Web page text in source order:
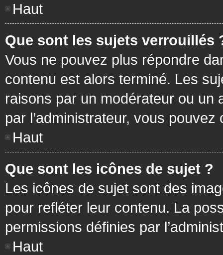
Haut
Que sont les sujets verrouillés
Vous ne pouvez plus répondre
contenu est alors terminé. Les
raisons par un modérateur ou un
par l’administrateur, vous
Haut
Que sont les icônes de sujet ?
Les icônes de sujet sont des
pour refléter leur contenu. La
permissions définies par
Haut